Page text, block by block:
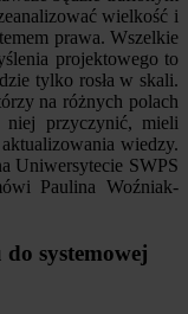
wielkość i
prawa. Wszelkie
projektowego to
tylko rosła w skali.
na różnych polach
niej przyczynić, mieli
wiedzy.
Uniwersytecie SWPS
Paulina Woźniak-
systemowej